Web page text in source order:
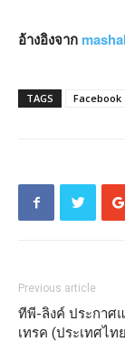
อ้างอิงจาก
TAGS Facebook
Previous article
ทีพี-ลิงค์ ประกาศ
เทรค (ประเทศไท